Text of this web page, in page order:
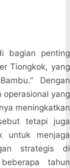
bagian penting
Tiongkok, yang
Dengan
yang
meningkatkan
tetapi juga
untuk menjaga
strategis di
tahun